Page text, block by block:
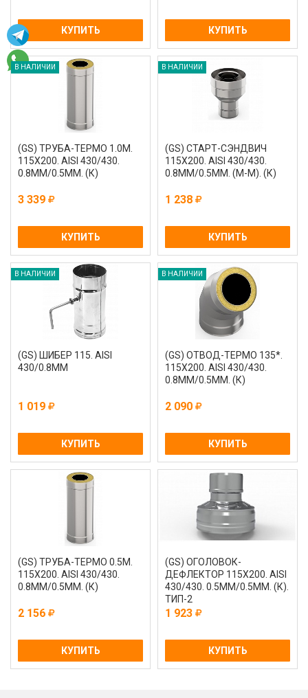
КУПИТЬ КУПИТЬ
В НАЛИЧИИ
(GS) ТРУБА-ТЕРМО 1.0М.
115Х200. AISI 430/430.
0.8ММ/0.5ММ. (К)
3 339
КУПИТЬ
В НАЛИЧИИ
(GS) СТАРТ-СЭНДВИЧ
115Х200. AISI 430/430.
0.8ММ/0.5ММ. (М-М). (К)
1 238
КУПИТЬ
В НАЛИЧИИ
(GS) ШИБЕР 115. AISI
430/0.8ММ
1 019
КУПИТЬ
В НАЛИЧИИ
(GS) ОТВОД-ТЕРМО 135*.
115Х200. AISI 430/430.
0.8ММ/0.5ММ. (К)
2 090
КУПИТЬ
(GS) ТРУБА-ТЕРМО 0.5М.
115Х200. AISI 430/430.
0.8ММ/0.5ММ. (К)
2 156
КУПИТЬ
(GS) ОГОЛОВОК-
ДЕФЛЕКТОР 115Х200. AISI
430/430. 0.5ММ/0.5ММ. (К).
ТИП-2
1 923
КУПИТЬ